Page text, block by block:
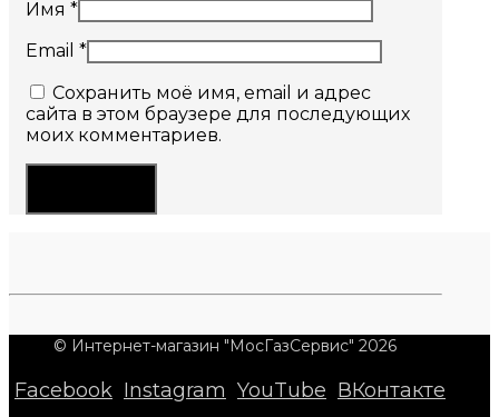
Имя *
Email *
Сохранить моё имя, email и адрес
сайта в этом браузере для последующих
моих комментариев.
© Интернет-магазин "МосГазСервис" 2026
Facebook Instagram YouTube ВКонтакте